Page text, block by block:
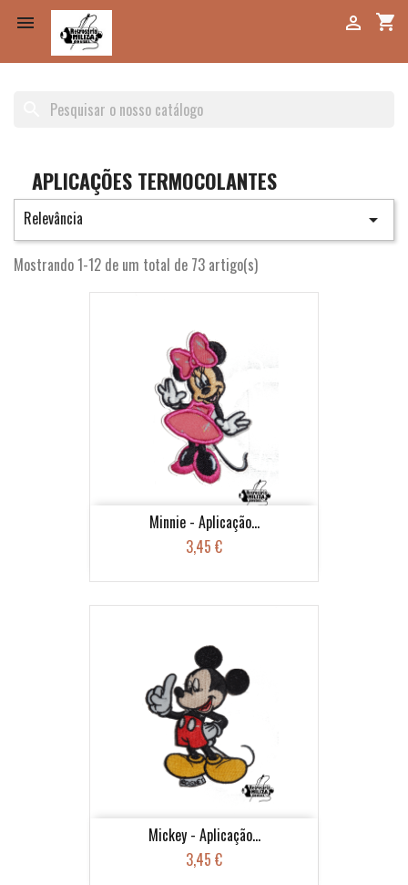
 shopping_cart

APLICAÇÕES TERMOCOLANTES
Relevância 
Mostrando 1-12 de um total de 73 artigo(s)
Minnie - Aplicação...
3,45 €
Mickey - Aplicação...
3,45 €